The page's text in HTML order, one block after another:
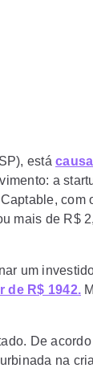
está
a
com
mais de R$
um
de R$ 1942.
De
na